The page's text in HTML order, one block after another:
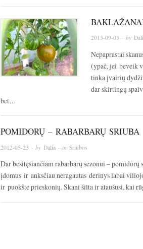
2013-09-03 · by
Nepaprastai
(ypač, jei beveik
tinka įvairių
dar skirtingų
bet…
POMIDORŲ – RABARBARŲ SRIUBA
2012-05-23 · by Dalia · in Sriubos
Dar besitęsiančiam rabarbarų sezonui –
įdomus ir anksčiau neragautas derinys labai
ir puokšte prieskonių. Skani šilta ir ataušusi, kai